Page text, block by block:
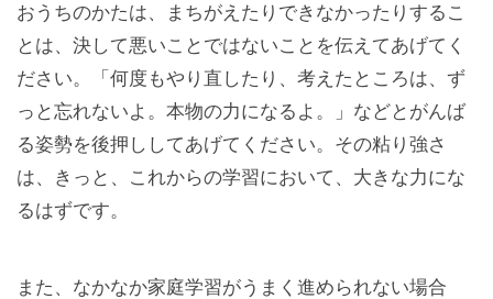
おうちのかたは、まちがえたりできなかったりするこ
とは、決して悪いことではないことを伝えてあげてく
ださい。「何度もやり直したり、考えたところは、ず
っと忘れないよ。本物の力になるよ。」などとがんば
る姿勢を後押ししてあげてください。その粘り強さ
は、きっと、これからの学習において、大きな力にな
るはずです。
また、なかなか家庭学習がうまく進められない場合